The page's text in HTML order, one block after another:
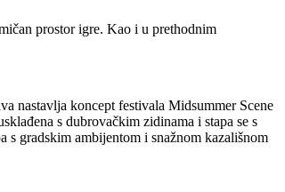
prostor igre. Kao i u prethodnim
nastavlja koncept festivala Midsummer Scene
s dubrovačkim zidinama i stapa se s
gradskim ambijentom i snažnom kazališnom